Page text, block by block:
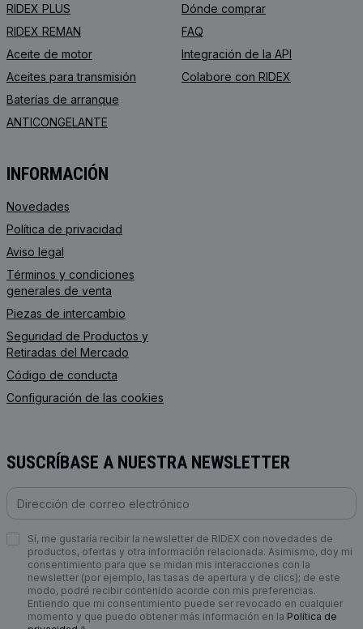
RIDEX PLUS
RIDEX REMAN
Aceite de motor
Aceites para transmisión
Baterías de arranque
ANTICONGELANTE
Dónde comprar
FAQ
Integración de la API
Colabore con RIDEX
INFORMACIÓN
Novedades
Política de privacidad
Aviso legal
Términos y condiciones
generales de venta
Piezas de intercambio
Seguridad de Productos y
Retiradas del Mercado
Código de conducta
Configuración de las cookies
SUSCRÍBASE A NUESTRA NEWSLETTER
Sí, me gustaría recibir la newsletter de RIDEX con novedades de
productos, ofertas y otra información relacionada. Asimismo, doy mi
consentimiento para que se midan mis interacciones con la
newsletter (por ejemplo, las tasas de apertura y de clics); de este
modo, podré recibir contenido acorde con mis preferencias.
Entiendo que mi consentimiento puede ser revocado en cualquier
momento y que puedo obtener más información en la Política de